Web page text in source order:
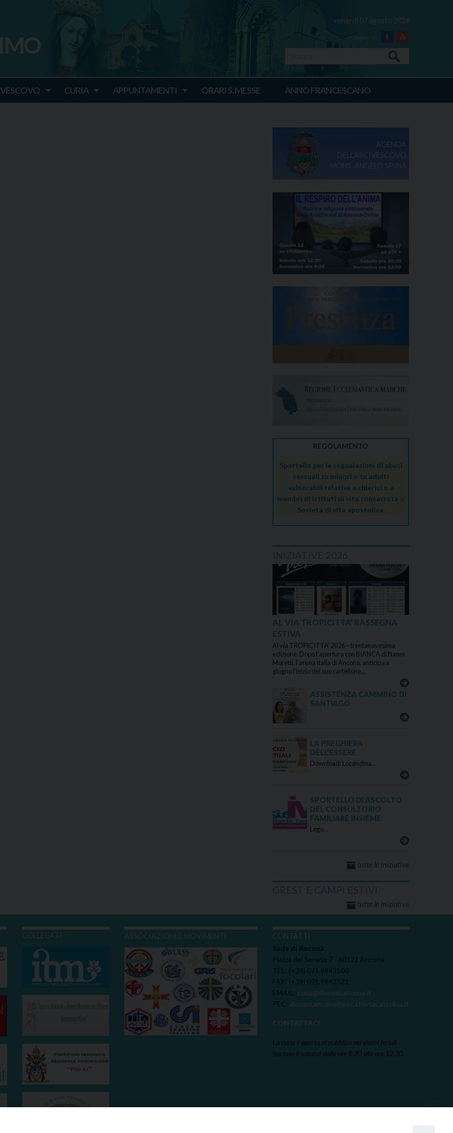
venerdì 07 agosto 2026
Facebook
Youtube
CURIA APPUNTAMENTI ORARI S. MESSE ANNO FRANCESCANO
AGENDA
DELL'ARCIVESCOVO
REGOLAMENTO
Sportello per le segnalazioni di abusi
sessuali su minori o su adulti
vulnerabili relative a chierici o a
membri di Istituti di vita consacrata o
Società di vita apostolica.
INIZIATIVE 2026
AL VIA TROPICITTA’ RASSEGNA
ESTIVA
Al via TROPICITTA’ 2026 – trentanovesima
edizione. Dopo l’apertura con BIANCA di Nanni
Moretti, l’arena Italia di Ancona, anticipa a
giugno l’inizio del suo cartellone…
ASSISTENZA CAMMINO DI
SANTIAGO
LA PREGHIERA
DELL’ESSERE
Download: Locandina…
SPORTELLO DI ASCOLTO
DEL CONSULTORIO
FAMILIARE INSIEME
Logo…
tutte le iniziative
GREST E CAMPI ESTIVI
tutte le iniziative
COLLEGATI ASSOCIAZIONI E MOVIMENTI
CONTATTI
Sede di Ancona
Piazza del Senato 7 - 60121 Ancona
TEL: (+39) 071.9943500
FAX: (+39) 071.9943521
EMAIL: curia@diocesi.ancona.it
PEC: diocesi.ancona@pec.chiesacattolica.it
CONTATTACI
La curia è aperta al pubblico nei giorni feriali
(escluso il sabato) dalle ore 8.30 alle ore 12.30.